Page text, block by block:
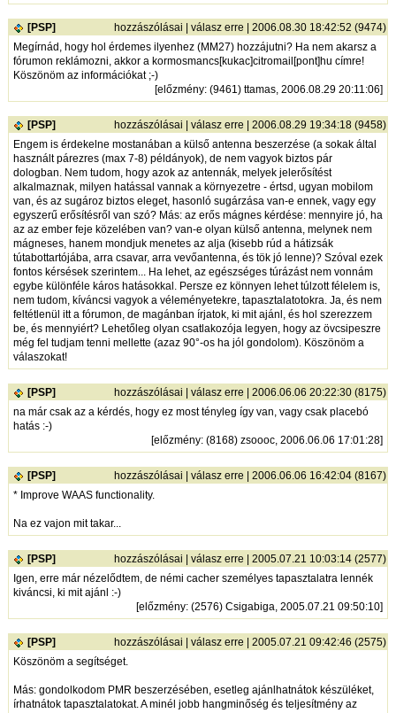
[PSP] hozzászólásai |válasz erre | 2006.08.30 18:42:52 (9474)
Megírnád, hogy hol érdemes ilyenhez (MM27) hozzájutni? Ha nem akarsz a
fórumon reklámozni, akkor a kormosmancs[kukac]citromail[pont]hu címre!
Köszönöm az információkat ;-)
[előzmény: (9461) ttamas, 2006.08.29 20:11:06]
[PSP] hozzászólásai |válasz erre | 2006.08.29 19:34:18 (9458)
Engem is érdekelne mostanában a külső antenna beszerzése (a sokak által
használt párezres (max 7-8) példányok), de nem vagyok biztos pár
dologban. Nem tudom, hogy azok az antennák, melyek jelerősítést
alkalmaznak, milyen hatással vannak a környezetre - értsd, ugyan mobilom
van, és az sugároz biztos eleget, hasonló sugárzása van-e ennek, vagy egy
egyszerű erősítésről van szó? Más: az erős mágnes kérdése: mennyire jó, ha
az az ember feje közelében van? van-e olyan külső antenna, melynek nem
mágneses, hanem mondjuk menetes az alja (kisebb rúd a hátizsák
tútabottartójába, arra csavar, arra vevőantenna, és tök jó lenne)? Szóval ezek
fontos kérsések szerintem... Ha lehet, az egészséges túrázást nem vonnám
egybe különféle káros hatásokkal. Persze ez könnyen lehet túlzott félelem is,
nem tudom, kíváncsi vagyok a véleményetekre, tapasztalatotokra. Ja, és nem
feltétlenül itt a fórumon, de magánban írjatok, ki mit ajánl, és hol szerezzem
be, és mennyiért? Lehetőleg olyan csatlakozója legyen, hogy az övcsipeszre
még fel tudjam tenni mellette (azaz 90°-os ha jól gondolom). Köszönöm a
válaszokat!
[PSP] hozzászólásai |válasz erre | 2006.06.06 20:22:30 (8175)
na már csak az a kérdés, hogy ez most tényleg így van, vagy csak placebó
hatás :-)
[előzmény: (8168) zsoooc, 2006.06.06 17:01:28]
[PSP] hozzászólásai |válasz erre | 2006.06.06 16:42:04 (8167)
* Improve WAAS functionality.
Na ez vajon mit takar...
[PSP] hozzászólásai |válasz erre | 2005.07.21 10:03:14 (2577)
Igen, erre már nézelődtem, de némi cacher személyes tapasztalatra lennék
kiváncsi, ki mit ajánl :-)
[előzmény: (2576) Csigabiga, 2005.07.21 09:50:10]
[PSP] hozzászólásai |válasz erre | 2005.07.21 09:42:46 (2575)
Köszönöm a segítséget.
Más: gondolkodom PMR beszerzésében, esetleg ajánlhatnátok készüléket,
írhatnátok tapasztalatokat. A minél jobb hangminőség és teljesítmény az